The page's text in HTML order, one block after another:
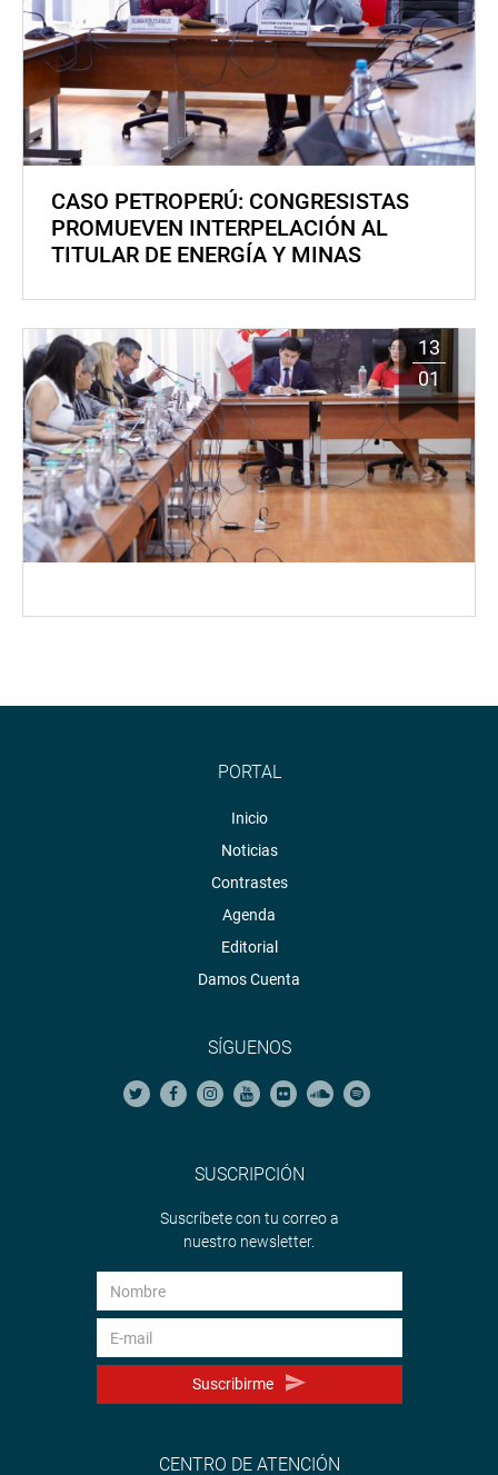
CASO PETROPERÚ: CONGRESISTAS
PROMUEVEN INTERPELACIÓN AL
TITULAR DE ENERGÍA Y MINAS
13
01
PORTAL
Inicio
Noticias
Contrastes
Agenda
Editorial
Damos Cuenta
SÍGUENOS
SUSCRIPCIÓN
Suscríbete con tu correo a
nuestro newsletter.
Suscribirme
CENTRO DE ATENCIÓN